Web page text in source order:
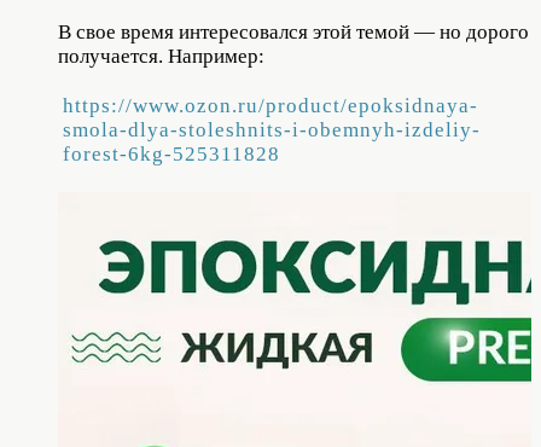
В свое время интересовался этой темой — но дорого
получается. Например:
https://www.ozon.ru/product/epoksidnaya-
smola-dlya-stoleshnits-i-obemnyh-izdeliy-
forest-6kg-525311828